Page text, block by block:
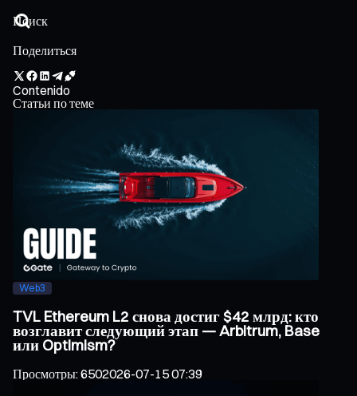
Поделиться
Contenido
Статьи по теме
Web3
TVL Ethereum L2 снова достиг $42 млрд: кто
возглавит следующий этап — Arbitrum, Base
или Optimism?
Просмотры:6502026-07-15 07:39